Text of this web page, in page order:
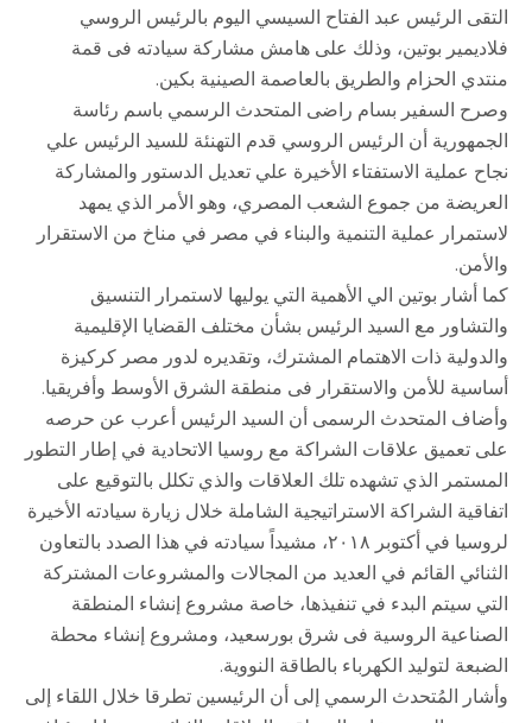
وبوتين
في
بكين
مغلقة
التقى الرئيس عبد الفتاح السيسي اليوم بالرئيس الروسي
فلاديمير بوتين، وذلك على هامش مشاركة سيادته فى قمة
منتدي الحزام والطريق بالعاصمة الصينية بكين.
وصرح السفير بسام راضى المتحدث الرسمي باسم رئاسة
الجمهورية أن الرئيس الروسي قدم التهنئة للسيد الرئيس علي
نجاح عملية الاستفتاء الأخيرة علي تعديل الدستور والمشاركة
العريضة من جموع الشعب المصري، وهو الأمر الذي يمهد
لاستمرار عملية التنمية والبناء في مصر في مناخ من الاستقرار
والأمن.
كما أشار بوتين الي الأهمية التي يوليها لاستمرار التنسيق
والتشاور مع السيد الرئيس بشأن مختلف القضايا الإقليمية
والدولية ذات الاهتمام المشترك، وتقديره لدور مصر كركيزة
أساسية للأمن والاستقرار فى منطقة الشرق الأوسط وأفريقيا.
وأضاف المتحدث الرسمى أن السيد الرئيس أعرب عن حرصه
على تعميق علاقات الشراكة مع روسيا الاتحادية في إطار التطور
المستمر الذي تشهده تلك العلاقات والذي تكلل بالتوقيع على
اتفاقية الشراكة الاستراتيجية الشاملة خلال زيارة سيادته الأخيرة
لروسيا في أكتوبر ٢٠١٨، مشيداً سيادته في هذا الصدد بالتعاون
الثنائي القائم في العديد من المجالات والمشروعات المشتركة
التي سيتم البدء في تنفيذها، خاصة مشروع إنشاء المنطقة
الصناعية الروسية فى شرق بورسعيد، ومشروع إنشاء محطة
الضبعة لتوليد الكهرباء بالطاقة النووية.
وأشار المُتحدث الرسمي إلى أن الرئيسين تطرقا خلال اللقاء إلى